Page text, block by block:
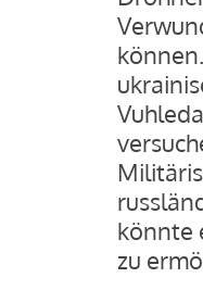
könnte
zu